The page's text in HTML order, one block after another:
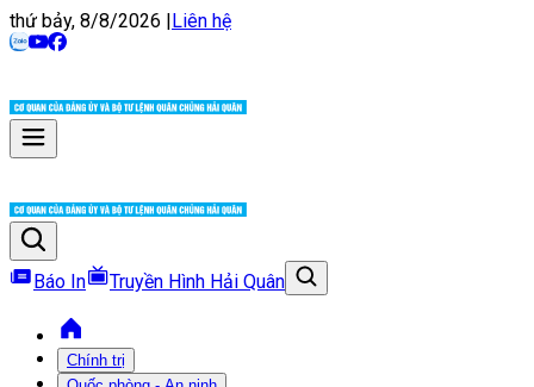
thứ bảy, 8/8/2026 |Liên hệ
Báo In Truyền Hình Hải Quân
Chính trị